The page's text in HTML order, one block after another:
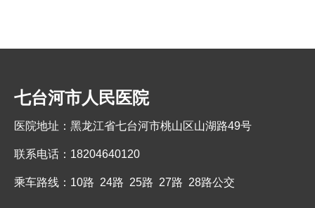
七台河市人民医院
医院地址：黑龙江省七台河市桃山区山湖路49号
联系电话：18204640120
乘车路线：10路 24路 25路 27路 28路公交